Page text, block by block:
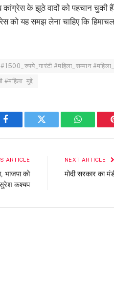
कांग्रेस के झूठे वादों को पहचान
को यह समझ लेना चाहिए कि
#महिला_सम्मान
Facebook Twitter
ARTICLE
भाजपा को
कश्यप
NEXT ARTICLE
मोदी सरकार का